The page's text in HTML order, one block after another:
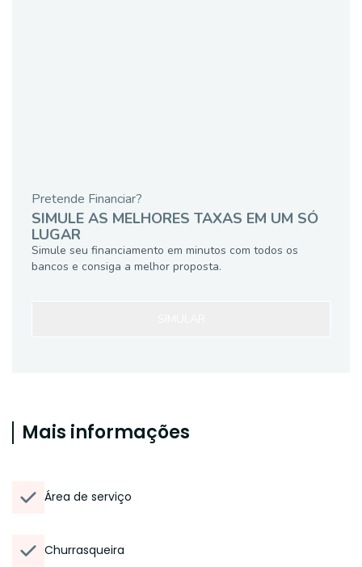
Pretende Financiar?
SIMULE AS MELHORES TAXAS EM UM SÓ
LUGAR
Simule seu financiamento em minutos com todos os
bancos e consiga a melhor proposta.
Mais informações
Área de serviço
Churrasqueira